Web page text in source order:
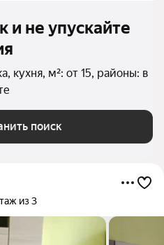
и не упускайте
кухня, м²: от 15, районы: в
поиск
из 3